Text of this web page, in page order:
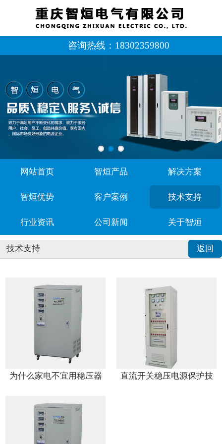
咨询热线： 18302359800
网站首页 智烜产品 解决方案
智烜优势 客户案例 技术支持
行业资讯 公司新闻 关于智烜
返回
技术支持
为什么家电不宜用稳压器
直流开关稳压电源保护技